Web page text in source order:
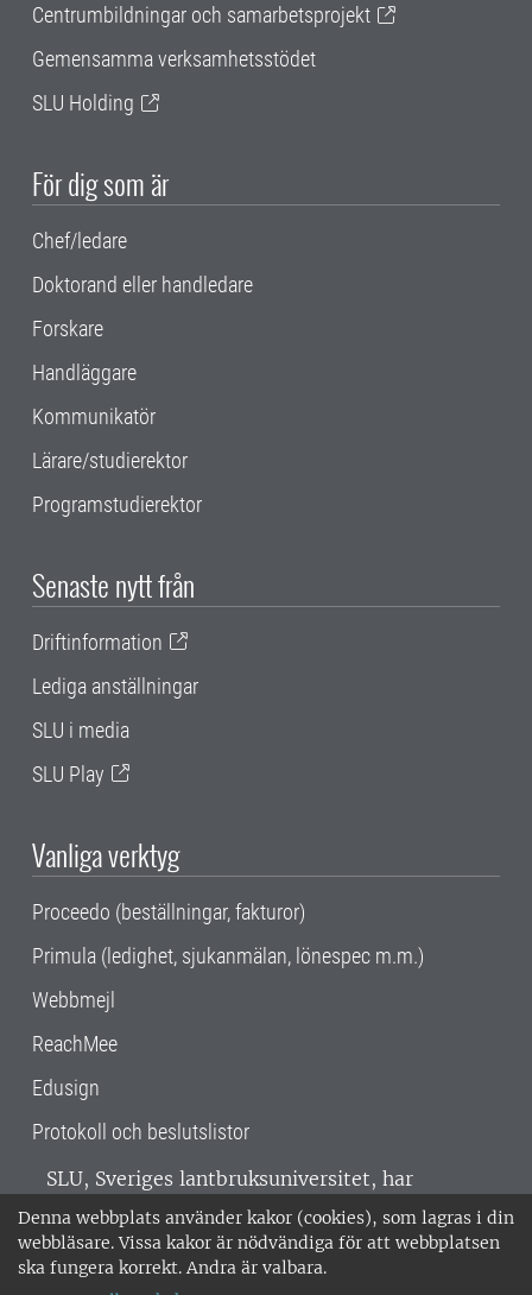
Denna webbplats använder kakor (cookies), som lagras i din
webbläsare. Vissa kakor är nödvändiga för att webbplatsen
ska fungera korrekt. Andra är valbara.
Centrumbildningar och samarbetsprojekt
Gemensamma verksamhetsstödet
SLU Holding
För dig som är
Chef/ledare
Doktorand eller handledare
Forskare
Handläggare
Kommunikatör
Lärare/studierektor
Programstudierektor
Senaste nytt från
Driftinformation
Lediga anställningar
SLU i media
SLU Play
Vanliga verktyg
Proceedo (beställningar, fakturor)
Primula (ledighet, sjukanmälan, lönespec m.m.)
Webbmejl
ReachMee
Edusign
Protokoll och beslutslistor
SLU, Sveriges lantbruksuniversitet, har
verksamhet över hela Sverige. Huvudorter är
Alnarp, Uppsala och Umeå.SLU är
miljöcertifierat enligt ISO 14001. •